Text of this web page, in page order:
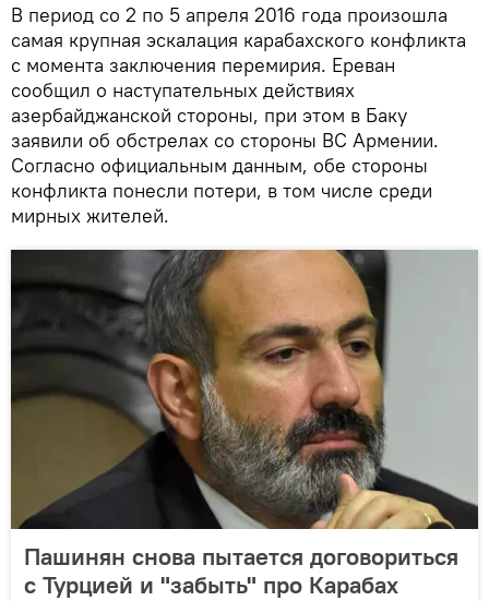
В период со 2 по 5 апреля 2016 года произошла
самая крупная эскалация карабахского конфликта
с момента заключения перемирия. Ереван
сообщил о наступательных действиях
азербайджанской стороны, при этом в Баку
заявили об обстрелах со стороны ВС Армении.
Согласно официальным данным, обе стороны
конфликта понесли потери, в том числе среди
мирных жителей.
Пашинян снова пытается договориться
с Турцией и "забыть" про Карабах